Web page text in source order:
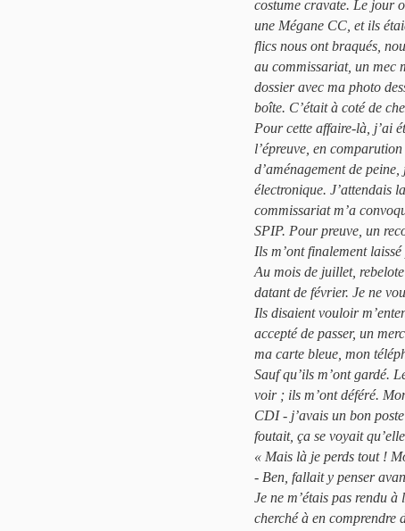
costume cravate. Le jour
une Mégane CC, et ils
flics nous ont braqués,
au commissariat, un mec
dossier avec ma photo
boîte. C’était à coté de
Pour cette affaire-là, j’ai
l’épreuve, en
d’aménagement de
électronique. J’attendais
commissariat m’a
SPIP. Pour preuve, un
Ils m’ont finalement
Au mois de juillet,
datant de février. Je ne
Ils disaient vouloir
accepté de passer, un
ma carte bleue, mon
Sauf qu’ils m’ont gardé.
voir ; ils m’ont déféré.
CDI - j’avais un bon
foutait, ça se voyait
« Mais là je perds tout !
- Ben, fallait y penser
Je ne m’étais pas rendu
cherché à en comprendre